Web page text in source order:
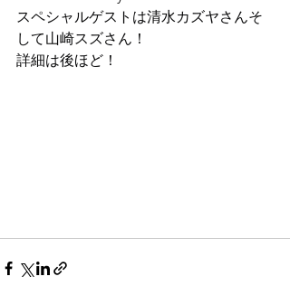
スペシャルゲストは清水カズヤさんそ
して山崎スズさん！
詳細は後ほど！